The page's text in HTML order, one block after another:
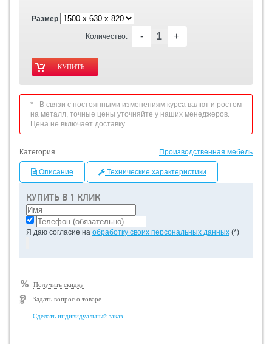
КУПИТЬ В 1 КЛИК
Я даю согласие на обработку своих персональных данных (*)
Получить скидку
Задать вопрос о товаре
Сделать индивидуальный заказ
Размер
Количество: - +
* - В связи с постоянными изменениям курса валют и ростом
на металл, точные цены уточняйте у наших менеджеров.
Цена не включает доставку.
Категория Производственная мебель
Описание Технические характеристики